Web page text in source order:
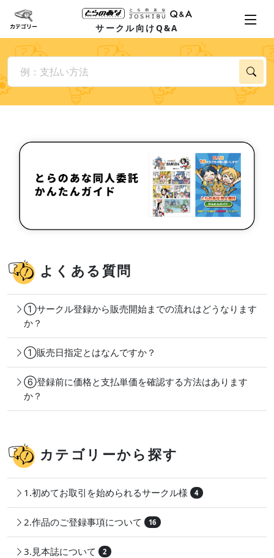
サークル向けQ&A
よくある質問
①サークル登録から販売開始までの流れはどうなります
か？
①販売日指定とはなんですか？
⑥登録前に価格と支払単価を確認する方法はあります
か？
カテゴリーから探す
1.初めてお取引を始められるサークル様 4
2.作品のご登録事項について 16
3.見本誌について 2